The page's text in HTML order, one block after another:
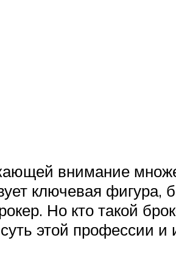
внимание
ключевая фигура,
Но кто такой
этой профессии и